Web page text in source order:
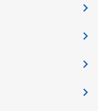
󰅂
󰅂
󰅂
󰅂